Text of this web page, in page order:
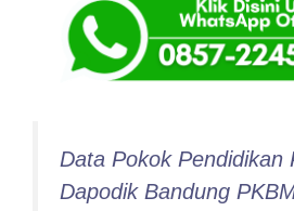
Data Pokok Pendidikan
Dapodik Bandung